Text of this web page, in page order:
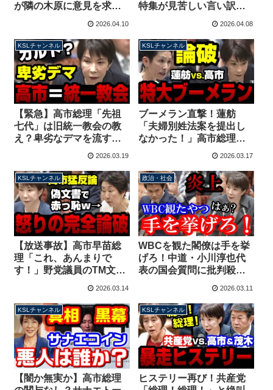
が隣の木原に意見を求め
の席は片山さつき財務大
臣【KSL-Live!】
2026.04.10
特集が見苦しい言い訳！
できない専門家の意見と
は？【KSLチャンネル】
2026.04.08
KSLチャンネル
【緊急】高市総理「先祖
七代」は旧統一教会の教
え？卑劣なデマを流す左
翼に徹底反論【KSLチャ
2026.03.19
KSLチャンネル
ブーメラン直撃！蓮舫
「夫婦別姓法案を提出し
なかった！」高市総理
「それ民主党政権です」
面蒼白に【KSLチャンネ
ル】
2026.03.17
KSLチャンネル
【放送事故】高市早苗総
理「これ、あんまりで
す！」野党議員のTM文書
野党議員「あわわ…」
【KSLチャンネル】
2026.03.14
政治・社会
WBCを観た閣僚は手を挙
げろ！中道・小川淳也代
表の国会質問に批判殺
難癖【KSLチャンネル】
2026.03.11
KSLチャンネル
【闇か無実か】高市総理
KSLチャンネル
ヒステリー再び！共産党